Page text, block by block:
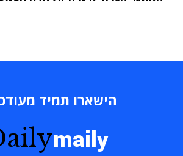
הישארו תמיד
maily